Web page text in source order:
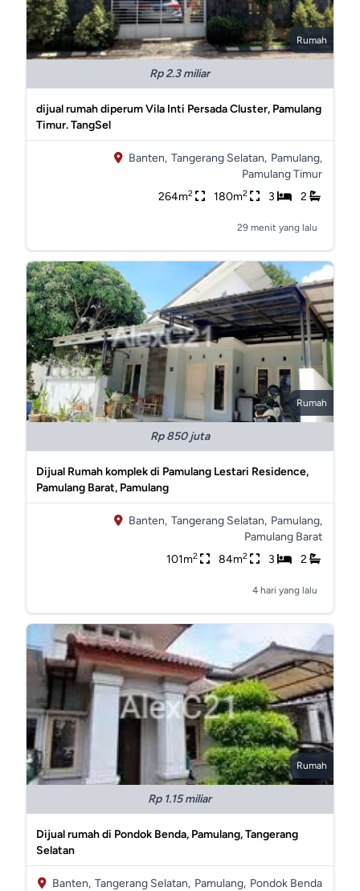
Rumah
Rp 2.3 miliar
dijual rumah diperum Vila Inti Persada Cluster, Pamulang
Timur. TangSel
Banten, Tangerang Selatan, Pamulang,
Pamulang Timur
264m2 180m2 3 2
29 menit yang lalu
Rumah
Rp 850 juta
Dijual Rumah komplek di Pamulang Lestari Residence,
Pamulang Barat, Pamulang
Banten, Tangerang Selatan, Pamulang,
Pamulang Barat
101m2 84m2 3 2
4 hari yang lalu
Rumah
Rp 1.15 miliar
Dijual rumah di Pondok Benda, Pamulang, Tangerang
Selatan
Banten, Tangerang Selatan, Pamulang, Pondok Benda